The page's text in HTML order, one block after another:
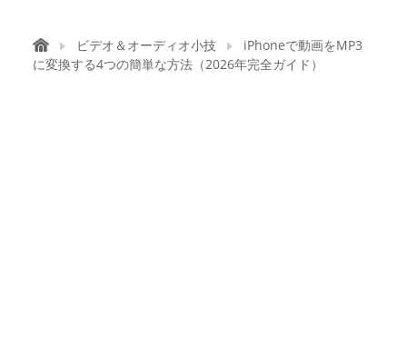
ビデオ＆オーディオ小技
iPhoneで動画をMP3
に変換する4つの簡単な方法（2026年完全ガイド）